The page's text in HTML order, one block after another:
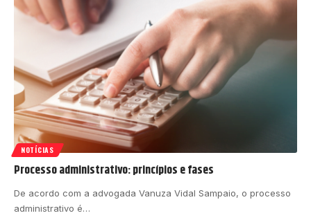
NOTÍCIAS
Processo administrativo: princípios e fases
De acordo com a advogada Vanuza Vidal Sampaio, o processo
administrativo é…